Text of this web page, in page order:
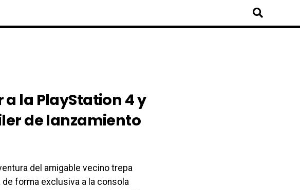
la PlayStation 4 y
de lanzamiento
del amigable vecino trepa
de forma exclusiva a la consola